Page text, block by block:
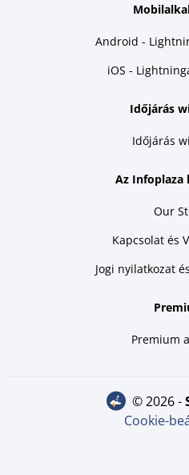
Android -
iOS -
Időjárás
Időjárás
Az Infoplaza
Our
Kapcsolat és
Jogi nyilatkozat
Premium
© 2026 -
Cookie-